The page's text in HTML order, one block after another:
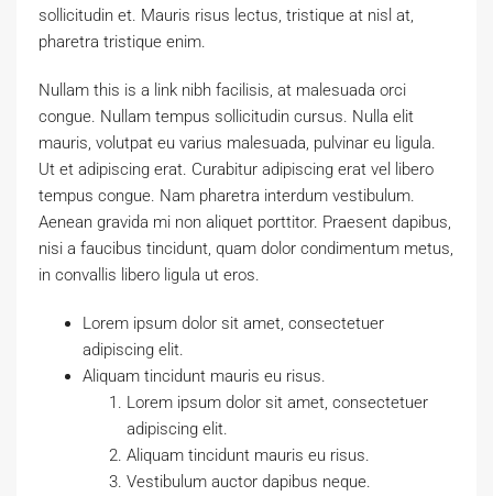
sollicitudin et. Mauris risus lectus, tristique at nisl at,
pharetra tristique enim.
Nullam this is a link nibh facilisis, at malesuada orci
congue. Nullam tempus sollicitudin cursus. Nulla elit
mauris, volutpat eu varius malesuada, pulvinar eu ligula.
Ut et adipiscing erat. Curabitur adipiscing erat vel libero
tempus congue. Nam pharetra interdum vestibulum.
Aenean gravida mi non aliquet porttitor. Praesent dapibus,
nisi a faucibus tincidunt, quam dolor condimentum metus,
in convallis libero ligula ut eros.
Lorem ipsum dolor sit amet, consectetuer
adipiscing elit.
Aliquam tincidunt mauris eu risus.
Lorem ipsum dolor sit amet, consectetuer
adipiscing elit.
Aliquam tincidunt mauris eu risus.
Vestibulum auctor dapibus neque.